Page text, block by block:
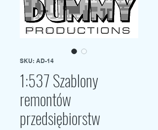
SKU: AD-14
1:537 Szablony
remontów
przedsiębiorstw